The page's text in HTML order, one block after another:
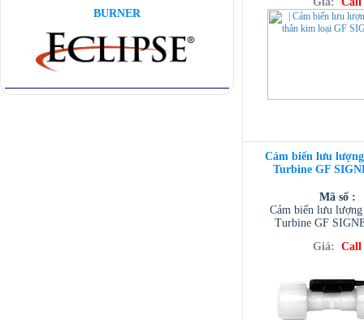
BURNER
Cảm biến lưu
Turbine GF
Mã số :
Cảm biến lưu
Turbine GF
Giá: Call